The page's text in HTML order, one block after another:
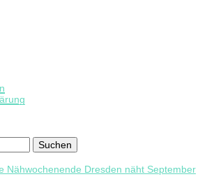
Nähwochenende Dresden näht September